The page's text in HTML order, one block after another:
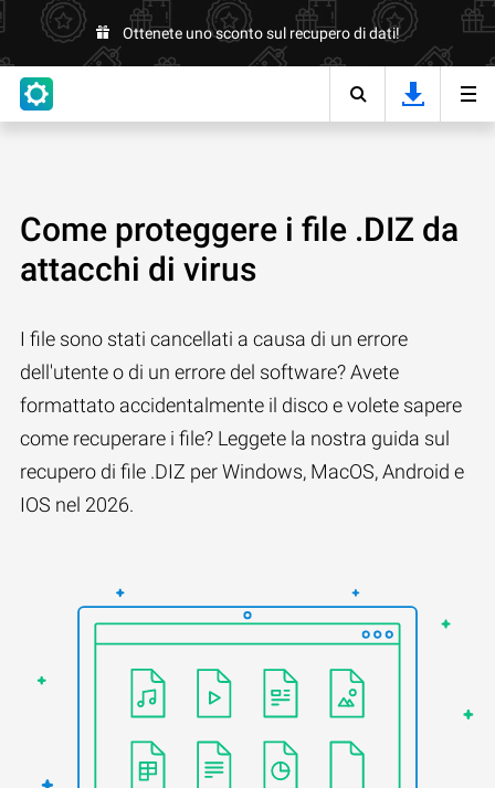
Ottenete uno sconto sul recupero di dati!
Come proteggere i file .DIZ da
attacchi di virus
I file sono stati cancellati a causa di un errore
dell'utente o di un errore del software? Avete
formattato accidentalmente il disco e volete sapere
come recuperare i file? Leggete la nostra guida sul
recupero di file .DIZ per Windows, MacOS, Android e
IOS nel 2026.